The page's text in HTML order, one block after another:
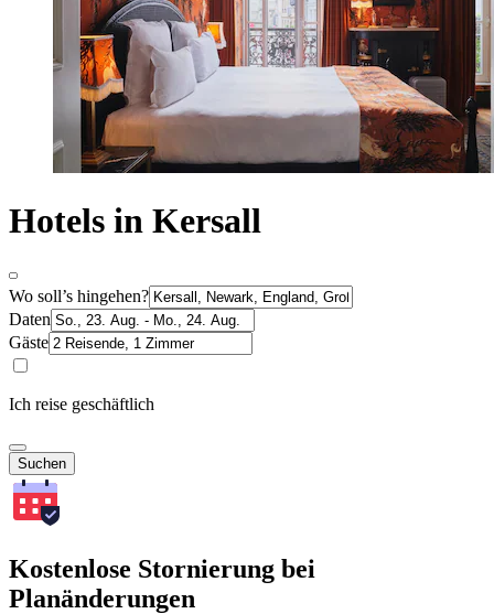
Hotels in Kersall
Wo soll’s hingehen?
Daten
Gäste
Ich reise geschäftlich
Suchen
Kostenlose Stornierung bei
Planänderungen